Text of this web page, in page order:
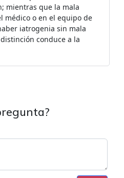
mientras que la mala
médico o en el equipo de
iatrogenia sin mala
conduce a la